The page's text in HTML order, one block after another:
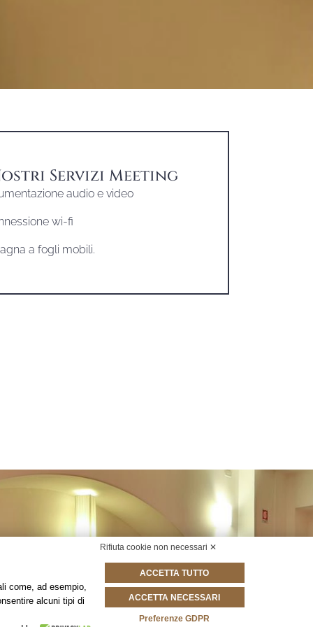
Servizi Meeting
audio e video
wi-fi
a fogli mobili.
Rifiuta cookie non necessari ✕
come, ad esempio,
alcuni tipi di
ACCETTA TUTTO
ACCETTA NECESSARI
Preferenze GDPR